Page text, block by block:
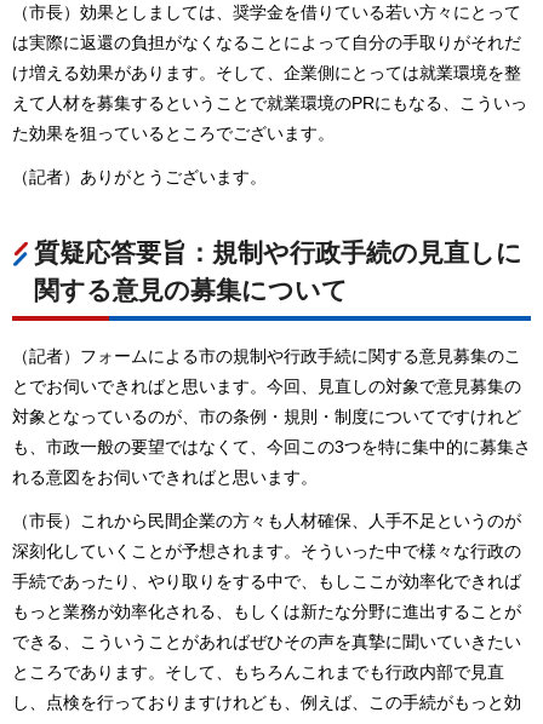
（市長）効果としましては、奨学金を借りている若い方々にとって
は実際に返還の負担がなくなることによって自分の手取りがそれだ
け増える効果があります。そして、企業側にとっては就業環境を整
えて人材を募集するということで就業環境のPRにもなる、こういっ
た効果を狙っているところでございます。
（記者）ありがとうございます。
質疑応答要旨：規制や行政手続の見直しに
関する意見の募集について
（記者）フォームによる市の規制や行政手続に関する意見募集のこ
とでお伺いできればと思います。今回、見直しの対象で意見募集の
対象となっているのが、市の条例・規則・制度についてですけれど
も、市政一般の要望ではなくて、今回この3つを特に集中的に募集さ
れる意図をお伺いできればと思います。
（市長）これから民間企業の方々も人材確保、人手不足というのが
深刻化していくことが予想されます。そういった中で様々な行政の
手続であったり、やり取りをする中で、もしここが効率化できれば
もっと業務が効率化される、もしくは新たな分野に進出することが
できる、こういうことがあればぜひその声を真摯に聞いていきたい
ところであります。そして、もちろんこれまでも行政内部で見直
し、点検を行っておりますけれども、例えば、この手続がもっと効